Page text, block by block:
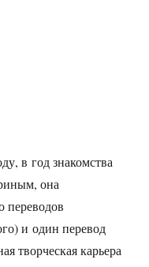
в год знакомства
она
переводов
и один перевод
творческая карьера